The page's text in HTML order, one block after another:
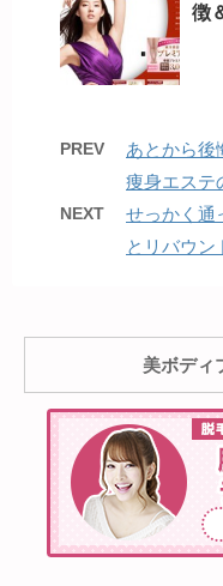
徴
PREV
あとから後
痩身エステ
NEXT
せっかく通
とリバウン
美ボディ